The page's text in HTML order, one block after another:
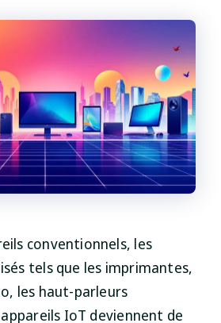
conventionnels, les
tels que les imprimantes,
les haut-parleurs
IoT deviennent de